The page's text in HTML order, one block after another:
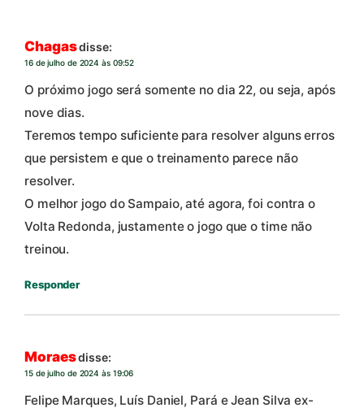
Chagasdisse:
16 de julho de 2024 às 09:52
O próximo jogo será somente no dia 22, ou seja, após
nove dias.
Teremos tempo suficiente para resolver alguns erros
que persistem e que o treinamento parece não
resolver.
O melhor jogo do Sampaio, até agora, foi contra o
Volta Redonda, justamente o jogo que o time não
treinou.
Responder
Moraesdisse:
15 de julho de 2024 às 19:06
Felipe Marques, Luís Daniel, Pará e Jean Silva ex-